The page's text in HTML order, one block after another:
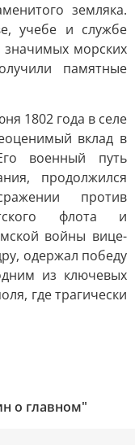
земляка.
учебе и службе
морских
памятные
1802 года в селе
вклад в
военный путь
продолжился
против
флота и
войны вице-
одержал победу
из ключевых
где трагически
о главном"